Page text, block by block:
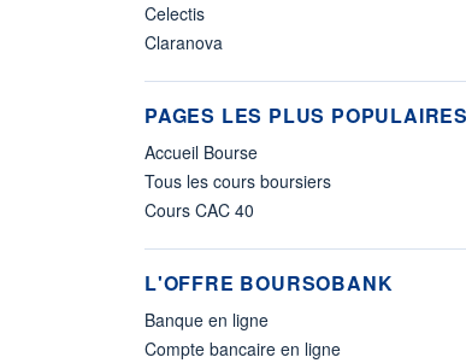
Celectis
Claranova
PAGES LES PLUS POPULAIRES
Accueil Bourse
Tous les cours boursiers
Cours CAC 40
L'OFFRE BOURSOBANK
Banque en ligne
Compte bancaire en ligne